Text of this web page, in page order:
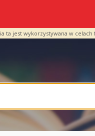
jest wykorzystywana w